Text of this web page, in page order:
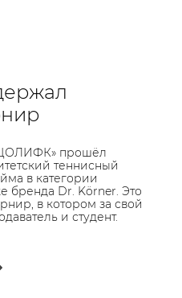
прошёл
теннисный
в категории
бренда Dr. Körner. Это
в котором за свой
и студент.